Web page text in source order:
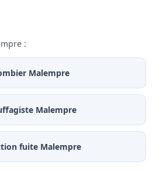
:
Malempre
Malempre
fuite Malempre